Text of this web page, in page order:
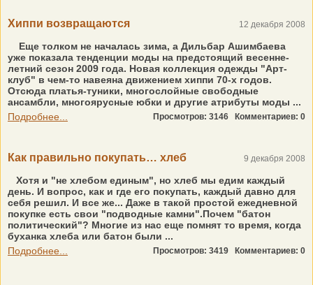
Хиппи возвращаются 12 декабря 2008
Еще толком не началась зима, а Дильбар Ашимбаева
уже показала тенденции моды на предстоящий весенне-
летний сезон 2009 года. Новая коллекция одежды "Арт-
клуб" в чем-то навеяна движением хиппи 70-х годов.
Отсюда платья-туники, многослойные свободные
ансамбли, многоярусные юбки и другие атрибуты моды ...
Подробнее...
Просмотров: 3146 Комментариев: 0
Как правильно покупать… хлеб 9 декабря 2008
Хотя и "не хлебом единым", но хлеб мы едим каждый
день. И вопрос, как и где его покупать, каждый давно для
себя решил. И все же... Даже в такой простой ежедневной
покупке есть свои "подводные камни".Почем "батон
политический"? Многие из нас еще помнят то время, когда
буханка хлеба или батон были ...
Подробнее...
Просмотров: 3419 Комментариев: 0